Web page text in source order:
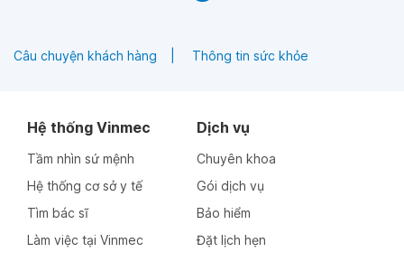
Câu chuyện khách hàng Thông tin sức khỏe
Hệ thống Vinmec
Tầm nhìn sứ mệnh
Hệ thống cơ sở y tế
Tìm bác sĩ
Làm việc tại Vinmec
Dịch vụ
Chuyên khoa
Gói dịch vụ
Bảo hiểm
Đặt lịch hẹn